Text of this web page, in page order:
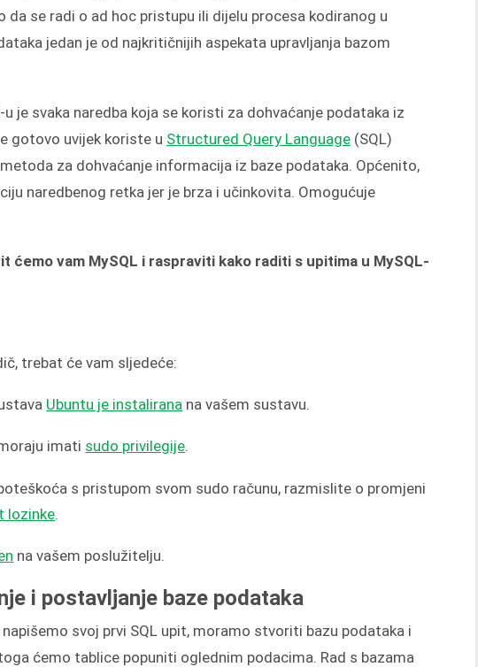
da se radi o ad hoc pristupu ili dijelu procesa kodiranog u
jedan je od najkritičnijih aspekata upravljanja bazom
u je svaka naredba koja se koristi za dohvaćanje podataka iz
gotovo uvijek koriste u Structured Query Language(SQL)
za dohvaćanje informacija iz baze podataka. Općenito,
naredbenog retka jer je brza i učinkovita. Omogućuje
ćemo vam MySQL i raspraviti kako raditi s upitima u MySQL-
trebat će vam sljedeće:
Ubuntu je instalirana na vašem sustavu.
imati sudo privilegije.
s pristupom svom sudo računu, razmislite o promjeni
lozinke
na vašem poslužitelju.
i postavljanje baze podataka
svoj prvi SQL upit, moramo stvoriti bazu podataka i
ćemo tablice popuniti oglednim podacima. Rad s bazama